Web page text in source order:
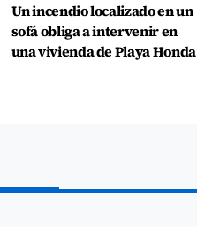
Un incendio localizado en un
sofá obliga a intervenir en
una vivienda de Playa Honda